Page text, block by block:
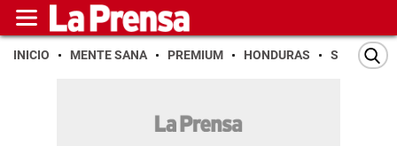
INICIO MENTE SANA PREMIUM HONDURAS SAN PEDRO